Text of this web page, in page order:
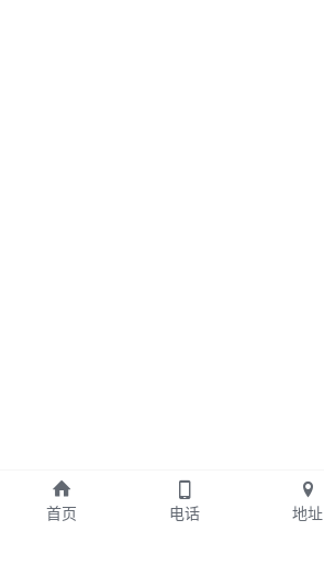
首页 电话 地址